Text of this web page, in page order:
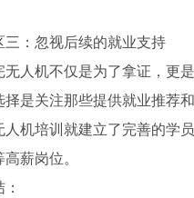
三：忽视后续的就业支持
无人机不仅是为了拿证，更
择是关注那些提供就业推荐
人机培训就建立了完善的学
薪岗位。